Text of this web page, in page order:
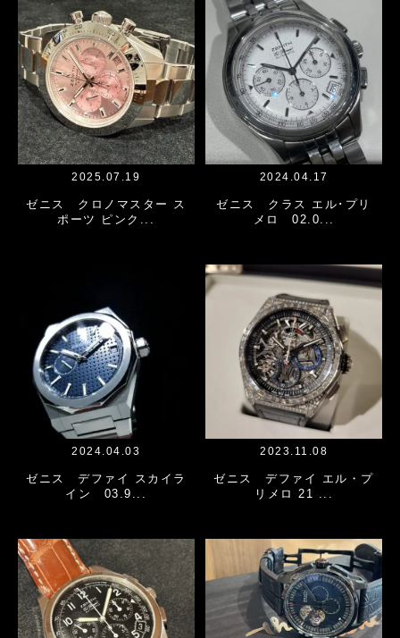
2025.07.19
ゼニス クロノマスター ス
ポーツ ピンク...
2024.04.17
ゼニス クラス エル･プリ
メロ 02.0...
2024.04.03
ゼニス デファイ スカイラ
イン 03.9...
2023.11.08
ゼニス デファイ エル・プ
リメロ 21 ...